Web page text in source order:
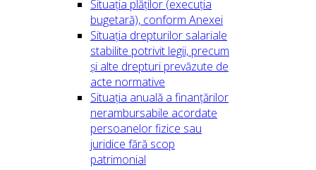
Situația plăților (execuția
bugetară), conform Anexei
Situația drepturilor salariale
stabilite potrivit legii, precum
și alte drepturi prevăzute de
acte normative
Situația anuală a finanțărilor
nerambursabile acordate
persoanelor fizice sau
juridice fără scop
patrimonial